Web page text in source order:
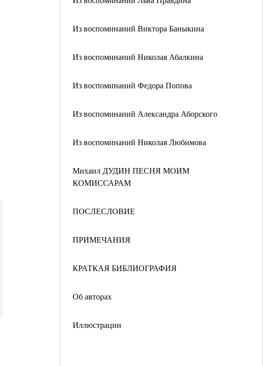
Из воспоминаний Виктора Баныкина
Из воспоминаний Николая Абалкина
Из воспоминаний Федора Попова
Из воспоминаний Александра Аборского
Из воспоминаний Николая Любимова
Михаил ДУДИН ПЕСНЯ МОИМ
КОМИССАРАМ
ПОСЛЕСЛОВИЕ
ПРИМЕЧАНИЯ
КРАТКАЯ БИБЛИОГРАФИЯ
Об авторах
Иллюстрации